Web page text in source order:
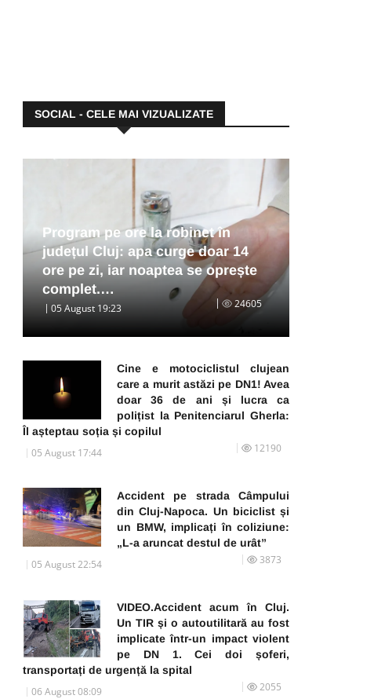
SOCIAL - CELE MAI VIZUALIZATE
Program pe ore la robinet în
județul Cluj: apa curge doar 14
ore pe zi, iar noaptea se oprește
complet.…
05 August 19:23 24605
Cine e motociclistul clujean
care a murit astăzi pe DN1! Avea
doar 36 de ani și lucra ca
polițist la Penitenciarul Gherla:
Îl așteptau soția și copilul
05 August 17:44 12190
Accident pe strada Câmpului
din Cluj-Napoca. Un biciclist și
un BMW, implicați în coliziune:
„L-a aruncat destul de urât”
05 August 22:54 3873
VIDEO.Accident acum în Cluj.
Un TIR și o autoutilitară au fost
implicate într-un impact violent
pe DN 1. Cei doi șoferi,
transportați de urgență la spital
06 August 08:09 2055